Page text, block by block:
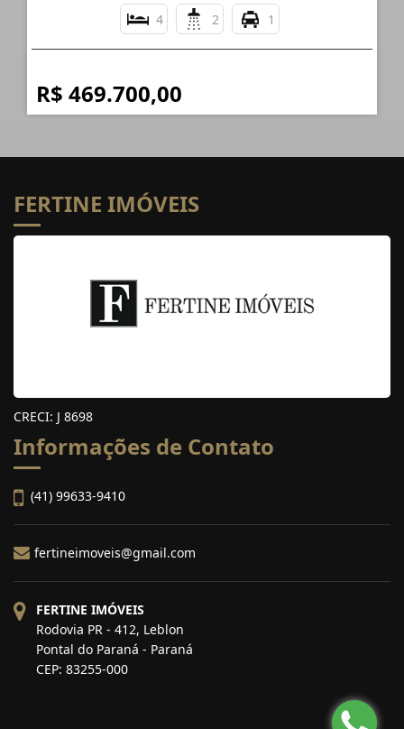
4 2 1
R$ 469.700,00
FERTINE IMÓVEIS
CRECI: J 8698
Informações de Contato
(41) 99633-9410
fertineimoveis@gmail.com
FERTINE IMÓVEIS
Rodovia PR - 412, Leblon
Pontal do Paraná - Paraná
CEP: 83255-000